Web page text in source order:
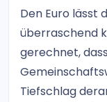
Den Euro lässt
überraschend
gerechnet,
Tiefschlag